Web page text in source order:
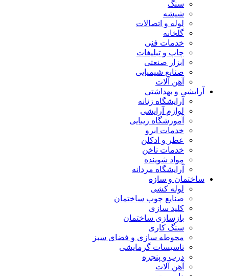
سنگ
شیشه
لوله و اتصالات
گلخانه
خدمات فنی
چاپ و تبلیغات
ابزار صنعتی
صنایع شیمیایی
آهن آلات
آرایشی و بهداشتی
آرایشگاه زنانه
لوازم آرایشی
آموزشگاه زیبایی
خدمات ابرو
عطر و ادکلن
خدمات ناخن
مواد شوینده
آرایشگاه مردانه
ساختمان و سازه
لوله کشی
صنایع چوب ساختمان
کلید سازی
بازسازی ساختمان
سنگ کاری
محوطه سازی و فضای سبز
تاسیسات گرمایشی
درب و پنجره
آهن آلات